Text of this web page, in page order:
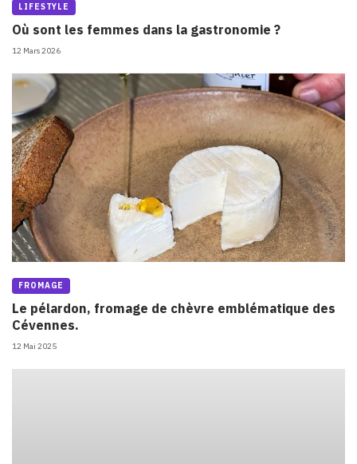
LIFESTYLE
Où sont les femmes dans la gastronomie ?
12 Mars 2026
FROMAGE
Le pélardon, fromage de chèvre emblématique des
Cévennes.
12 Mai 2025